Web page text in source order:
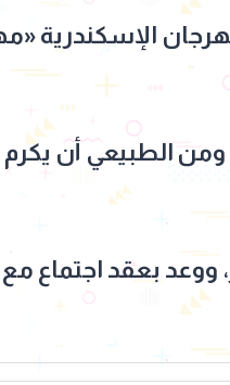
الإسكندرية
ومن الطبيعي أن
ووعد بعقد اجتماع مع